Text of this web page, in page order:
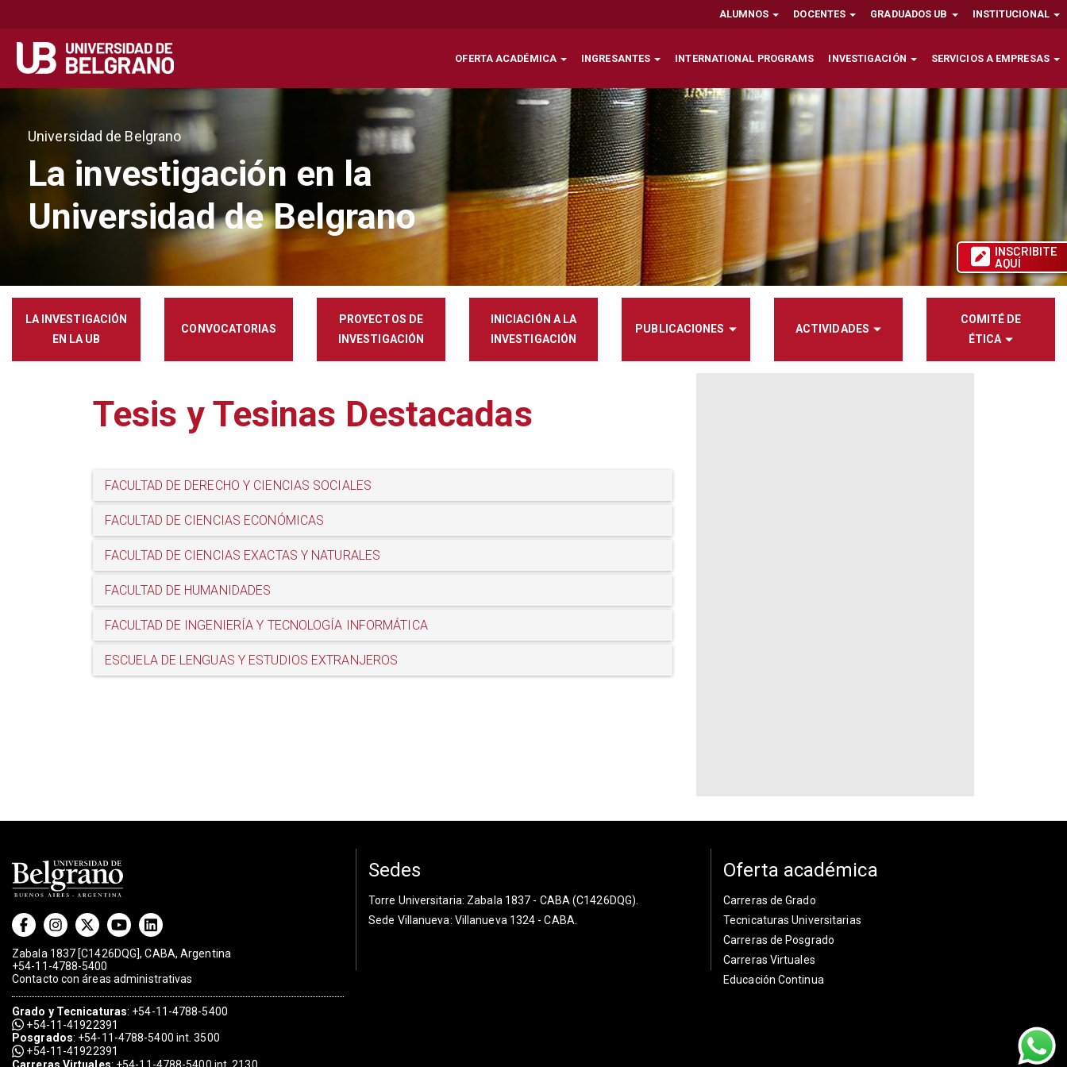
contenido
Secondary
navigation
ALUMNOS DOCENTES GRADUADOS UB INSTITUCIONAL
Navegación principal OFERTA ACADÉMICA INGRESANTES INTERNATIONAL PROGRAMS INVESTIGACIÓN SERVICIOS A EMPRESAS
Universidad de Belgrano
La investigación en la
Universidad de Belgrano
LA INVESTIGACIÓN
EN LA UB
CONVOCATORIAS
PROYECTOS DE
INVESTIGACIÓN
INICIACIÓN A LA
INVESTIGACIÓN
PUBLICACIONES ACTIVIDADES
COMITÉ DE
ÉTICA
Tesis y Tesinas Destacadas
FACULTAD DE DERECHO Y CIENCIAS SOCIALES
FACULTAD DE CIENCIAS ECONÓMICAS
FACULTAD DE CIENCIAS EXACTAS Y NATURALES
FACULTAD DE HUMANIDADES
FACULTAD DE INGENIERÍA Y TECNOLOGÍA INFORMÁTICA
ESCUELA DE LENGUAS Y ESTUDIOS EXTRANJEROS
INSCRIBITE
AQUÍ
Zabala 1837 [C1426DQG], CABA, Argentina
+54-11-4788-5400
Contacto con áreas administrativas
Grado y Tecnicaturas: +54-11-4788-5400
+54-11-41922391
Posgrados: +54-11-4788-5400 int. 3500
+54-11-41922391
Carreras Virtuales: +54-11-4788-5400 int. 2130
Sedes
Torre Universitaria: Zabala 1837 - CABA (C1426DQG).
Sede Villanueva: Villanueva 1324 - CABA.
Oferta académica
Carreras de Grado
Tecnicaturas Universitarias
Carreras de Posgrado
Carreras Virtuales
Educación Continua